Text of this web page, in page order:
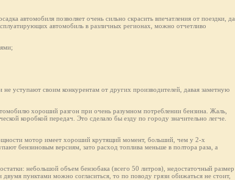
автомобиля позволяет очень сильно скрасить впечатления от поездки, да
автомобиль в различных регионах, можно отчетливо
уступают своим конкурентам от других производителей, давая заметную
хороший разгон при очень разумном потреблении бензина. Жаль,
коробкой передач. Это сделало бы езду по городу значительно легче.
мотор имеет хороший крутящий момент, больший, чем у 2-х
бензиновым версиям, зато расход топлива меньше в полтора раза, а
небольшой объем бензобака (всего 50 литров), недостаточный размер
пунктами можно согласиться, то по поводу грязи обижаться не стоит,